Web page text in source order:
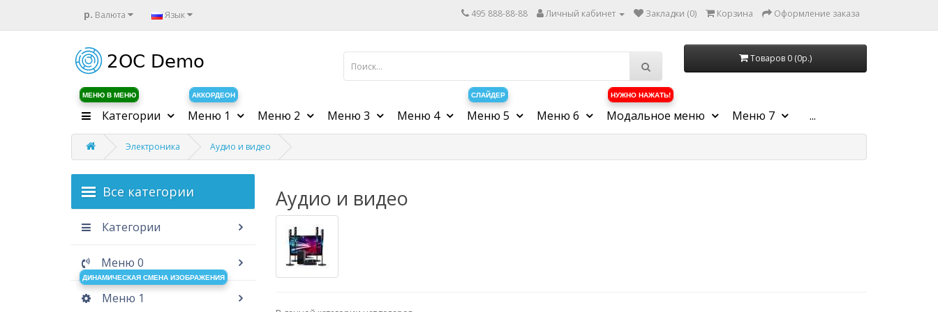
р. Валюта Язык 495 888-88-88 Личный кабинет Закладки (0) Корзина Оформление заказа
Товаров 0 (0р.)
Электроника Аудио и видео
Все категории
Категории
Меню 0
ДИНАМИЧЕСКАЯ СМЕНА ИЗОБРАЖЕНИЯ
Меню 1
Аудио и видео
МЕНЮ В МЕНЮ
Категории
АККОРДЕОН
Меню 1 Меню 2 Меню 3 Меню 4
СЛАЙДЕР
Меню 5 Меню 6
НУЖНО НАЖАТЬ!
Модальное меню Меню 7 ...